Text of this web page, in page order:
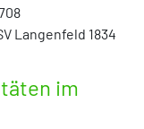
Langenfeld 1834
im